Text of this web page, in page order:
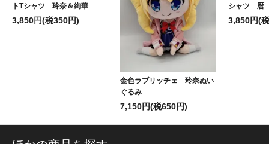
トTシャツ 玲奈＆絢華
3,850円(税350円)
金色ラブリッチェ 玲奈ぬい
ぐるみ
7,150円(税650円)
シャツ 暦
3,850円(